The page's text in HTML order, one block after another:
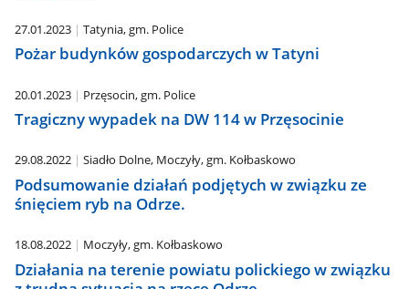
27.01.2023 Tatynia, gm. Police
Pożar budynków gospodarczych w Tatyni
20.01.2023 Przęsocin, gm. Police
Tragiczny wypadek na DW 114 w Przęsocinie
29.08.2022 Siadło Dolne, Moczyły, gm. Kołbaskowo
Podsumowanie działań podjętych w związku ze
śnięciem ryb na Odrze.
18.08.2022 Moczyły, gm. Kołbaskowo
Działania na terenie powiatu polickiego w związku